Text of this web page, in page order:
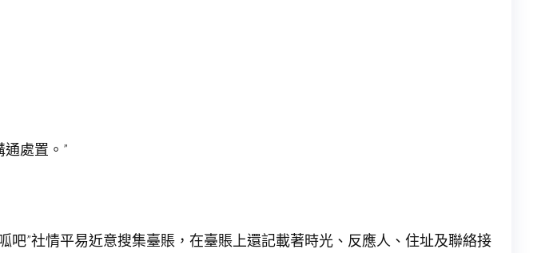
處置。”
”社情平易近意搜集臺賬，在臺賬上還記載著時光、反應人、住址及聯絡接